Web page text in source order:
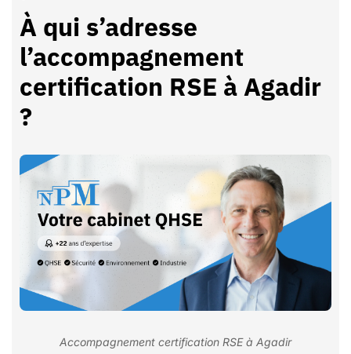
À qui s’adresse
l’accompagnement
certification RSE à Agadir
?
Accompagnement certification RSE à Agadir